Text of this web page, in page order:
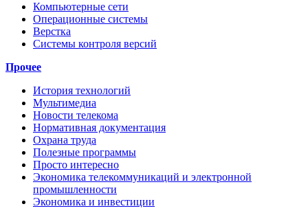
Компьютерные сети
Операционные системы
Верстка
Системы контроля версий
Прочее
История технологий
Мультимедиа
Новости телекома
Нормативная документация
Охрана труда
Полезные программы
Просто интересно
Экономика телекоммуникаций и электронной
промышленности
Экономика и инвестиции